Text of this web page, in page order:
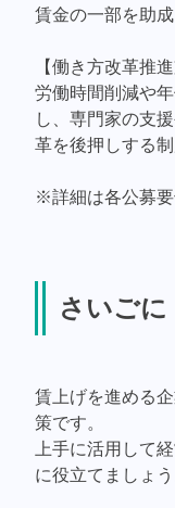
賃金の一部を助
【働き方改革推
労働時間削減や
し、専門家の支
革を後押しする
※詳細は各公募要
さいごに
賃上げを進める
策です。
上手に活用して
に役立てましょう